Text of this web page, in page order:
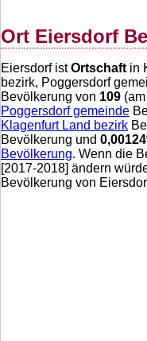
Ort Eiersdorf
Eiersdorf istOrtschaft in
bezirk, Poggersdorf
Bevölkerung von 109
Poggersdorf gemeinde
Klagenfurt Land bezirk
Bevölkerung und 0,00124
Bevölkerung. Wenn die
[2017-2018] ändern
Bevölkerung von